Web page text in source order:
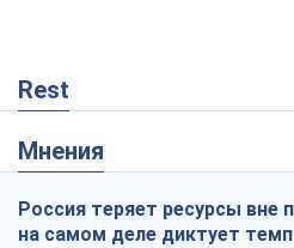
Rest
Мнения
Россия теряет ресурсы вне
на самом деле диктует